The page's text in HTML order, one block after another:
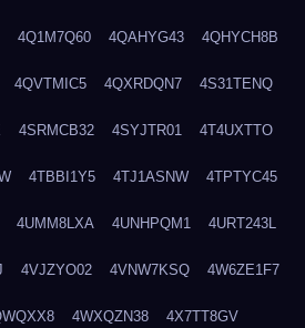
4Q1M7Q60 4QAHYG43 4QHYCH8B
4QVTMIC5 4QXRDQN7 4S31TENQ
4SRMCB32 4SYJTR01 4T4UXTTO
4TBBI1Y5 4TJ1ASNW 4TPTYC45
4UMM8LXA 4UNHPQM1 4URT243L
4VJZYO02 4VNW7KSQ 4W6ZE1F7
4WXQZN38 4X7TT8GV